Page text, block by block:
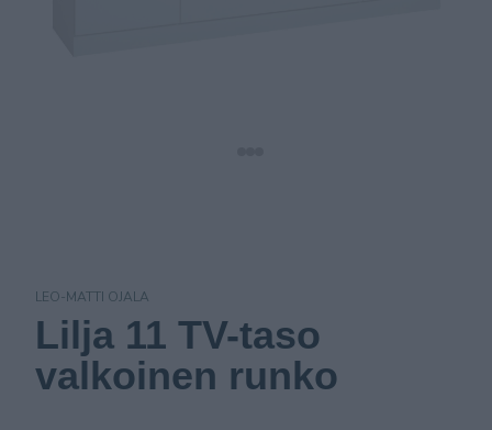
LEO-MATTI OJALA
Lilja 11 TV-taso
valkoinen runko